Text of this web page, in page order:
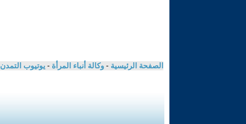
الصفحة الرئيسية - وكالة أنباء المرأة - يوتيوب التمدن